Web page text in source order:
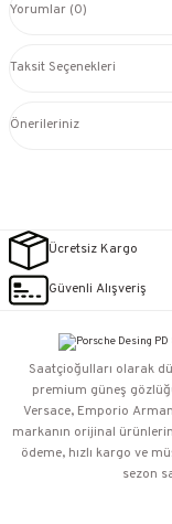
Yorumlar (0)
Taksit Seçenekleri
Önerileriniz
Ücretsiz Kargo
Güvenli Alışveriş
Saatçioğulları⁠ olarak
premium güneş
Versace, Emporio
markanın orijinal
ödeme, hızlı kargo ve
sezon